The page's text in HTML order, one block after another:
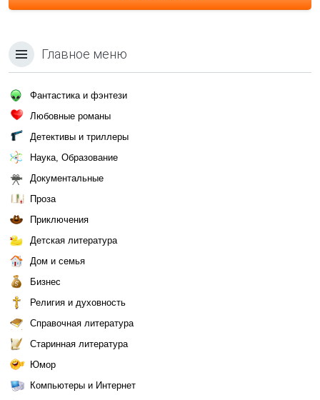
Главное меню
Фантастика и фэнтези
Любовные романы
Детективы и триллеры
Наука, Образование
Документальные
Проза
Приключения
Детская литература
Дом и семья
Бизнес
Религия и духовность
Справочная литература
Старинная литература
Юмор
Компьютеры и Интернет